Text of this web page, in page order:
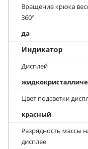
Вращение крюка
360°
да
Индикатор
Дисплей
Цвет подсветки
красный
Разрядность массы
дисплее